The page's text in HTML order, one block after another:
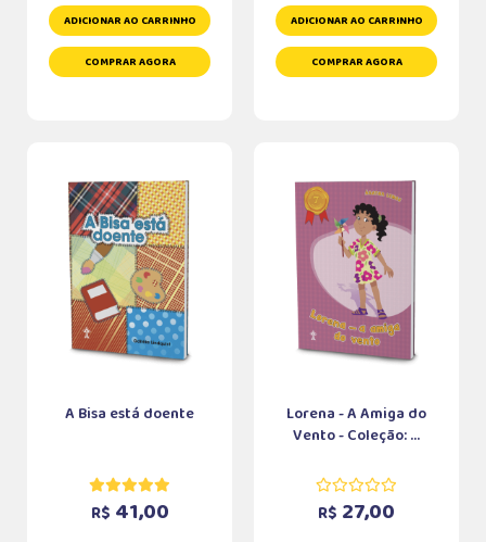
ADICIONAR AO CARRINHO
COMPRAR AGORA
ADICIONAR AO CARRINHO
COMPRAR AGORA
A Bisa está doente
R$ 41,00
Lorena - A Amiga do
Vento - Coleção: ...
R$ 27,00